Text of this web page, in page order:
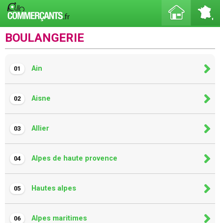
BOULANGERIE
01 Ain
02 Aisne
03 Allier
04 Alpes de haute provence
05 Hautes alpes
06 Alpes maritimes